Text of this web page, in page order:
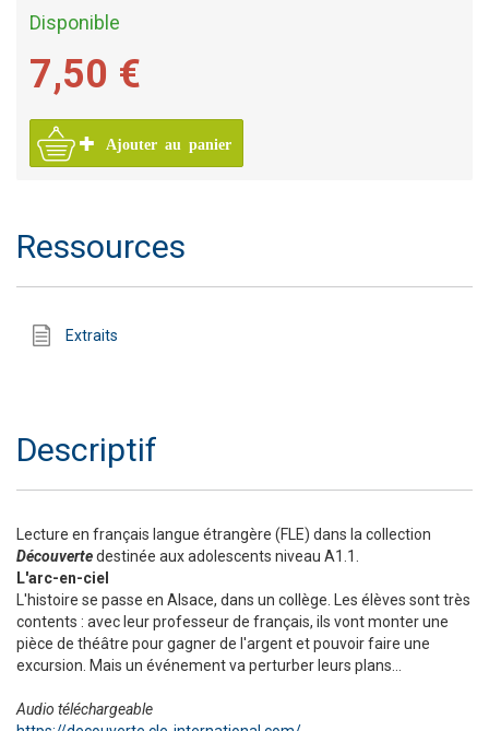
Disponible
7,50 €
Ajouter au panier
Ressources
Extraits
Descriptif
Lecture en français langue étrangère (FLE) dans la collection
Découvertedestinée aux adolescents niveau A1.1.
L'arc-en-ciel
L'histoire se passe en Alsace, dans un collège. Les élèves sont très
contents : avec leur professeur de français, ils vont monter une
pièce de théâtre pour gagner de l'argent et pouvoir faire une
excursion. Mais un événement va perturber leurs plans...
Audio téléchargeable